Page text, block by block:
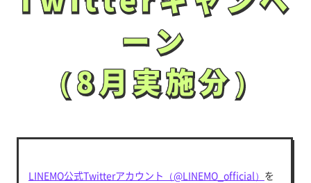
ーン
（8月実施分）
ーン
（8月実施分）
LINEMO公式Twitterアカウント（@LINEMO_official） を